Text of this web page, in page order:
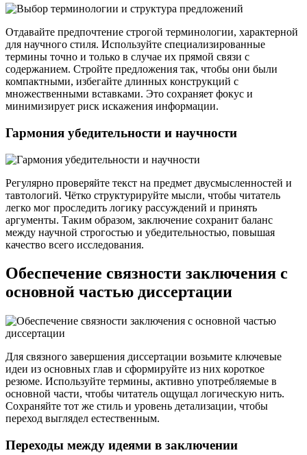
Отдавайте предпочтение строгой терминологии, характерной
для научного стиля. Используйте специализированные
термины точно и только в случае их прямой связи с
содержанием. Стройте предложения так, чтобы они были
компактными, избегайте длинных конструкций с
множественными вставками. Это сохраняет фокус и
минимизирует риск искажения информации.
Гармония убедительности и научности
Регулярно проверяйте текст на предмет двусмысленностей и
тавтологий. Чётко структурируйте мысли, чтобы читатель
легко мог проследить логику рассуждений и принять
аргументы. Таким образом, заключение сохранит баланс
между научной строгостью и убедительностью, повышая
качество всего исследования.
Обеспечение связности заключения с
основной частью диссертации
Для связного завершения диссертации возьмите ключевые
идеи из основных глав и сформируйте из них короткое
резюме. Используйте термины, активно употребляемые в
основной части, чтобы читатель ощущал логическую нить.
Сохраняйте тот же стиль и уровень детализации, чтобы
переход выглядел естественным.
Переходы между идеями в заключении